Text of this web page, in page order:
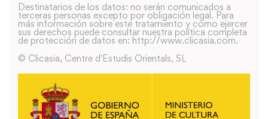
Destinatarios de los datos: no serán comunicados a
terceras personas excepto por obligación legal. Para
más información sobre este tratamiento y como ejercer
sus derechos puede consultar nuestra política completa
de protección de datos en: http://www.clicasia.com.
© Clicasia, Centre d'Estudis Orientals, SL